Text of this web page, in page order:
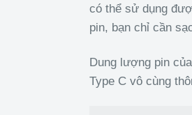
có thể sử dụng
pin, bạn chỉ cần
Dung lượng pin
Type C vô cùng